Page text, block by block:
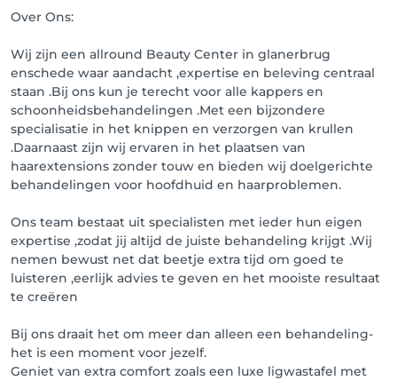
Over Ons:
Wij zijn een allround Beauty Center in glanerbrug
enschede waar aandacht ,expertise en beleving centraal
staan .Bij ons kun je terecht voor alle kappers en
schoonheidsbehandelingen .Met een bijzondere
specialisatie in het knippen en verzorgen van krullen
.Daarnaast zijn wij ervaren in het plaatsen van
haarextensions zonder touw en bieden wij doelgerichte
behandelingen voor hoofdhuid en haarproblemen.
Ons team bestaat uit specialisten met ieder hun eigen
expertise ,zodat jij altijd de juiste behandeling krijgt .Wij
nemen bewust net dat beetje extra tijd om goed te
luisteren ,eerlijk advies te geven en het mooiste resultaat
te creëren
Bij ons draait het om meer dan alleen een behandeling-
het is een moment voor jezelf.
Geniet van extra comfort zoals een luxe ligwastafel met